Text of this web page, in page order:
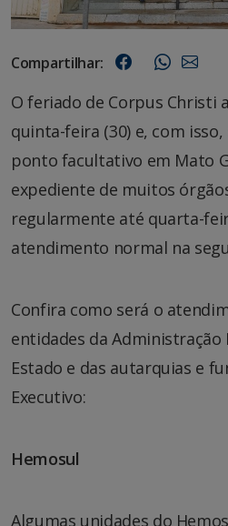
Compartilhar:
O feriado de Corpus Christi
quinta-feira (30) e, com
ponto facultativo em Mato
expediente de muitos
regularmente até quarta-
atendimento normal na
Confira como será o
entidades da
Estado e das autarquias e
Executivo:
Hemosul
Algumas unidades do